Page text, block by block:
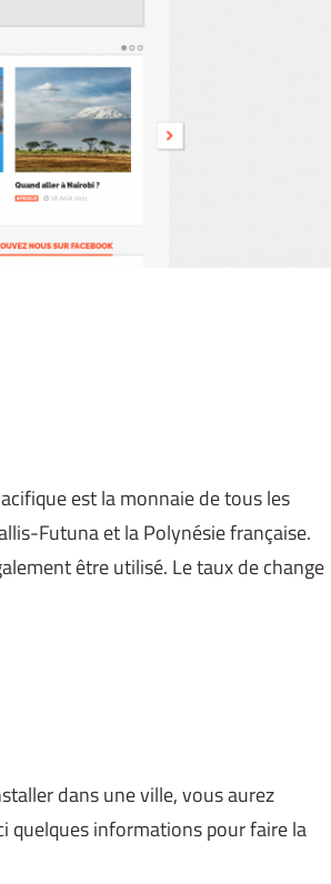
est la monnaie de tous les
Futuna et la Polynésie française.
être utilisé. Le taux de change
dans une ville, vous aurez
quelques informations pour faire la